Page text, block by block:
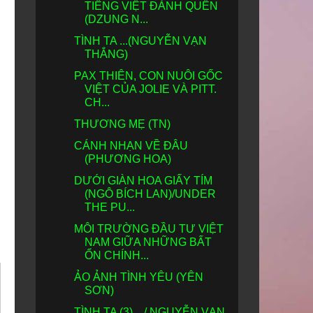
TIẾNG VIỆT ĐÀNH QUÊN
(DZUNG N...
TÌNH TA ...(NGUYỄN VẠN
THẮNG)
PAX THIÊN, CON NUÔI GỐC
VIỆT CỦA JOLIE VÀ PITT.
CH...
THƯƠNG MẸ (TN)
CÁNH NHẠN VỀ ĐÂU
(PHƯƠNG HOA)
DƯỚI GIÀN HOA GIẤY TÍM
(NGÔ BÍCH LAN)/UNDER
THE PU...
MÔI TRƯỜNG ĐẦU TƯ VIỆT
NAM GIỮA NHỮNG BẤT
ỔN CHÍNH...
ẢO ẢNH TÌNH YÊU (YÊN
SƠN)